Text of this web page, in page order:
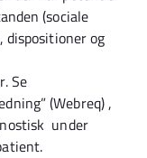
(sociale
dispositioner og
Se
(Webreq) ,
under